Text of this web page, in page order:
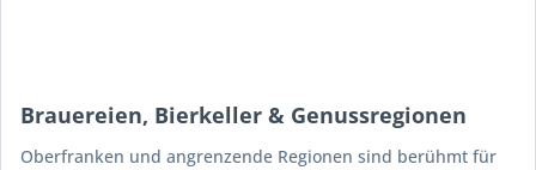
Brauereien, Bierkeller & Genussregionen
Oberfranken und angrenzende Regionen sind berühmt für